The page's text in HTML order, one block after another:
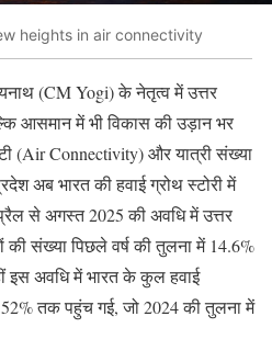
heights in air connectivity
(CM Yogi) के नेतृत्व में उत्तर
आसमान में भी विकास की उड़ान भर
(Air Connectivity) और यात्री संख्या
अब भारत की हवाई ग्रोथ स्टोरी में
से अगस्त 2025 की अवधि में उत्तर
की संख्या पिछले वर्ष की तुलना में 14.6%
इस अवधि में भारत के कुल हवाई
तक पहुंच गई, जो 2024 की तुलना में